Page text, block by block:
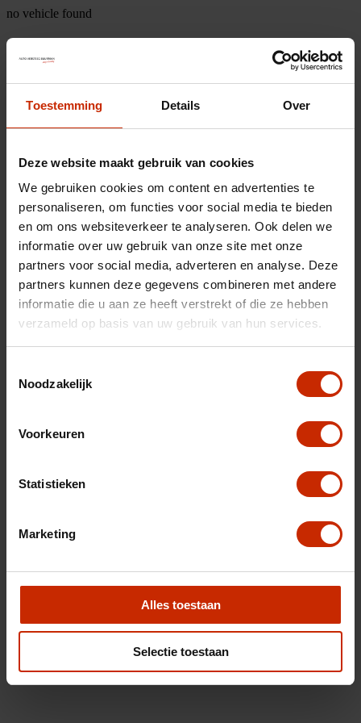
Toestemming Details Over
Deze website maakt gebruik van cookies
We gebruiken cookies om content en advertenties te
personaliseren, om functies voor social media te bieden
en om ons websiteverkeer te analyseren. Ook delen we
informatie over uw gebruik van onze site met onze
partners voor social media, adverteren en analyse. Deze
partners kunnen deze gegevens combineren met andere
informatie die u aan ze heeft verstrekt of die ze hebben
verzameld op basis van uw gebruik van hun services.
Noodzakelijk
Voorkeuren
Statistieken
Marketing
Alles toestaan
Selectie toestaan
no vehicle found